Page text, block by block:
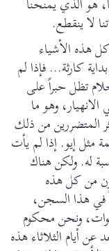
لا ينقطع.
هذه الأشياء
كارثة... فإذا لم
تظل حبراً على
وهو ما
المتضررين من ذلك
مثل إيو. إذا لم يأت
له. ولكن هناك
من كل هذه
في هذا السجن،
ونحن محكوم
أيام الثلاثاء هذه